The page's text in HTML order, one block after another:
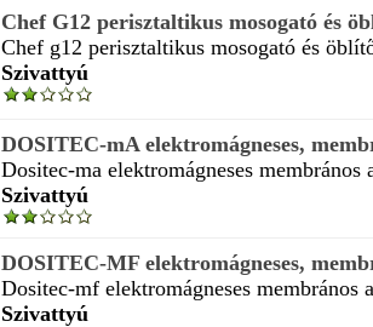
Chef G12 perisztaltikus mosogató és
Chef g12 perisztaltikus mosogató és
Szivattyú
DOSITEC-mA elektromágneses,
Dositec-ma elektromágneses
Szivattyú
DOSITEC-MF elektromágneses,
Dositec-mf elektromágneses membrános
Szivattyú